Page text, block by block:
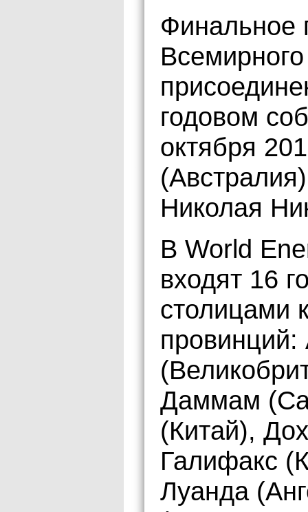
Финальное
годовом
октября
Николая
В World
входят 16
столицами
Даммам
(Китай),
Галифакс
Луанда